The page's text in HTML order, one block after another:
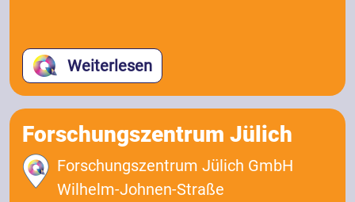
Weiterlesen
Forschungszentrum Jülich
Forschungszentrum Jülich GmbH
Wilhelm-Johnen-Straße